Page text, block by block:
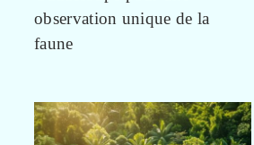
observation unique de la
faune